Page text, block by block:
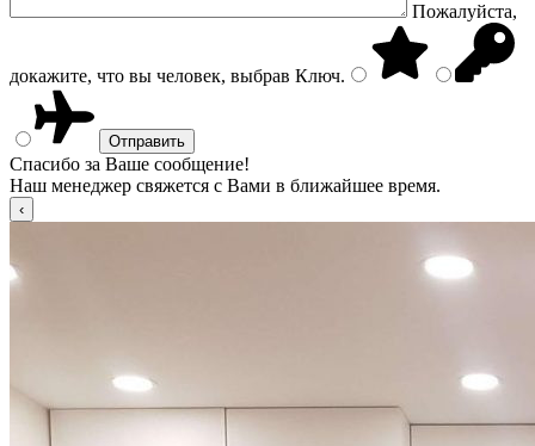
Пожалуйста,
докажите, что вы человек, выбрав Ключ.
Спасибо за Ваше сообщение!
Наш менеджер свяжется с Вами в ближайшее время.